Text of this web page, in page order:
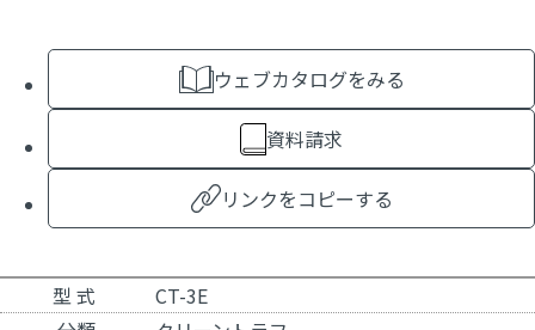
ウェブカタログをみる
資料請求
リンクをコピーする
型 式
CT-3E